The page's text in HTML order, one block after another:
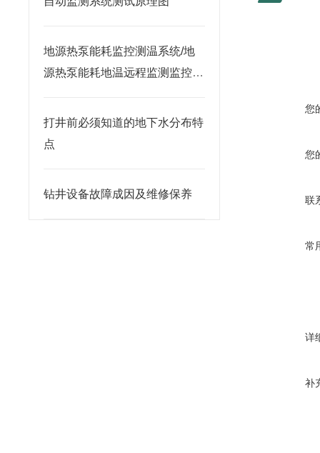
地源热泵能耗监控测温系统/地
源热泵能耗地温远程监测监控系
打井前必须知道的地下水分布特
点
钻井设备故障成因及维修保养
您
您
联
常
详
补